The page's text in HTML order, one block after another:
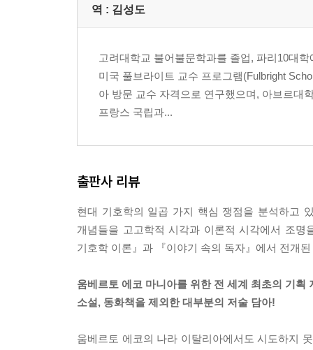
역 : 김성도
고려대학교 불어불문학과를 졸업, 파리10대
미국 풀브라이트 교수 프로그램(Fulbright
아 방문 교수 자격으로 연구했으며, 아브르대
프랑스 국립과...
출판사 리뷰
현대 기호학의 일곱 가지 핵심 쟁점을 분석하고
개념들을 고고학적 시각과 이론적 시각에서 조
기호학 이론』과 『이야기 속의 독자』에서 전개
움베르토 에코 마니아를 위한 전 세계 최초의 기획
소설, 동화책을 제외한 대부분의 저술 담아!
움베르토 에코의 나라 이탈리아에서도 시도하지